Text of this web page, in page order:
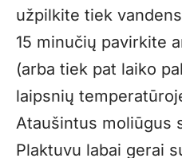
užpilkite tiek
15 minučių pavirkite
(arba tiek pat laiko
laipsnių
Ataušintus moliūgus
Plaktuvu labai gerai